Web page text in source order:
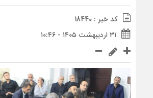
کد خبر : 18440
۳۱ اردیبهشت ۱۴۰۵ - ۱۰:۴۶